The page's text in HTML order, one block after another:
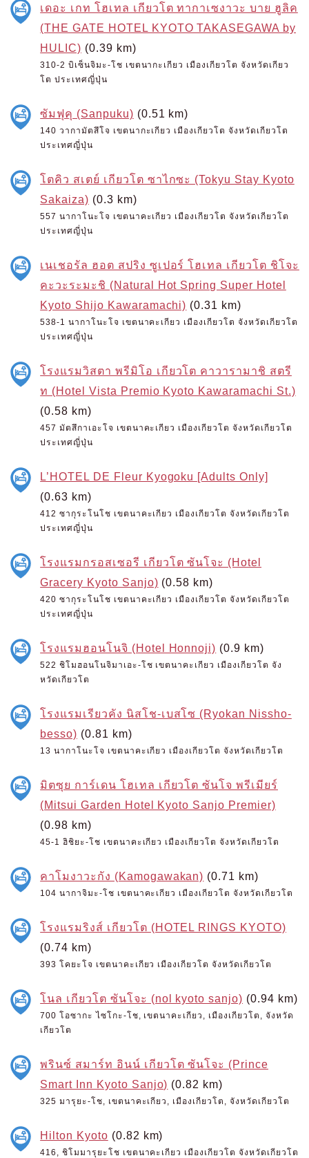
เดอะ เกท โฮเทล เกียวโต ทากาเซงาวะ บาย ฮูลิค
(THE GATE HOTEL KYOTO TAKASEGAWA by
HULIC) (0.39 km)
310-2 บิเซ็นจิมะ-โช เขตนากะเกียว เมืองเกียวโต จังหวัดเกียว
โต ประเทศญี่ปุ่น
ซัมฟุคุ (Sanpuku) (0.51 km)
140 วากามัตสึโจ เขตนากะเกียว เมืองเกียวโต จังหวัดเกียวโต
ประเทศญี่ปุ่น
โตคิว สเตย์ เกียวโต ซาไกซะ (Tokyu Stay Kyoto
Sakaiza) (0.3 km)
557 นากาโนะโจ เขตนาคะเกียว เมืองเกียวโต จังหวัดเกียวโต
ประเทศญี่ปุ่น
เนเชอรัล ฮอต สปริง ซูเปอร์ โฮเทล เกียวโต ชิโจะ
คะวะระมะชิ (Natural Hot Spring Super Hotel
Kyoto Shijo Kawaramachi) (0.31 km)
538-1 นากาโนะโจ เขตนาคะเกียว เมืองเกียวโต จังหวัดเกียวโต
ประเทศญี่ปุ่น
โรงแรมวิสตา พรีมิโอ เกียวโต คาวารามาชิ สตรี
ท (Hotel Vista Premio Kyoto Kawaramachi St.)
(0.58 km)
457 มัตสึกาเอะโจ เขตนาคะเกียว เมืองเกียวโต จังหวัดเกียวโต
ประเทศญี่ปุ่น
L’HOTEL DE Fleur Kyogoku [Adults Only]
(0.63 km)
412 ซากุระโนโช เขตนาคะเกียว เมืองเกียวโต จังหวัดเกียวโต
ประเทศญี่ปุ่น
โรงแรมกรอสเซอรี เกียวโต ซันโจะ (Hotel
Gracery Kyoto Sanjo) (0.58 km)
420 ซากุระโนโช เขตนาคะเกียว เมืองเกียวโต จังหวัดเกียวโต
ประเทศญี่ปุ่น
โรงแรมฮอนโนจิ (Hotel Honnoji) (0.9 km)
522 ชิโมฮอนโนจิมาเอะ-โช เขตนาคะเกียว เมืองเกียวโต จัง
หวัดเกียวโต
โรงแรมเรียวคัง นิสโช-เบสโซ (Ryokan Nissho-
besso) (0.81 km)
13 นากาโนะโจ เขตนาคะเกียว เมืองเกียวโต จังหวัดเกียวโต
มิตซุย การ์เดน โฮเทล เกียวโต ซันโจ พรีเมียร์
(Mitsui Garden Hotel Kyoto Sanjo Premier)
(0.98 km)
45-1 ฮิชิยะ-โช เขตนาคะเกียว เมืองเกียวโต จังหวัดเกียวโต
คาโมงาวะกัง (Kamogawakan) (0.71 km)
104 นากาจิมะ-โช เขตนาคะเกียว เมืองเกียวโต จังหวัดเกียวโต
โรงแรมริงส์ เกียวโต (HOTEL RINGS KYOTO)
(0.74 km)
393 โคยะโจ เขตนาคะเกียว เมืองเกียวโต จังหวัดเกียวโต
โนล เกียวโต ซันโจะ (nol kyoto sanjo) (0.94 km)
700 โอซากะ ไซโกะ-โช, เขตนาคะเกียว, เมืองเกียวโต, จังหวัด
เกียวโต
พรินซ์ สมาร์ท อินน์ เกียวโต ซันโจะ (Prince
Smart Inn Kyoto Sanjo) (0.82 km)
325 มารุยะ-โช, เขตนาคะเกียว, เมืองเกียวโต, จังหวัดเกียวโต
Hilton Kyoto (0.82 km)
416, ชิโมมารุยะโช เขตนาคะเกียว เมืองเกียวโต จังหวัดเกียวโต